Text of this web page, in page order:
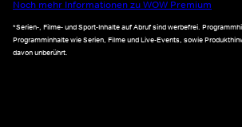
Noch mehr Informationen zu WOW Premium
*Serien-, Filme- und Sport-Inhalte auf Abruf sind werbefrei.
Programminhalte wie Serien, Filme und Live-Events, sowie
davon unberührt.